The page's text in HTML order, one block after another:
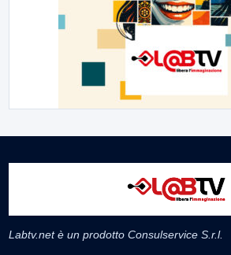
Labtv.net è un prodotto Consulservice S.r.l.